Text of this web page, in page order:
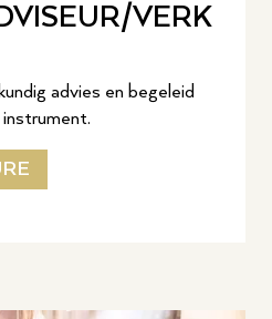
VERK
advies en begeleid